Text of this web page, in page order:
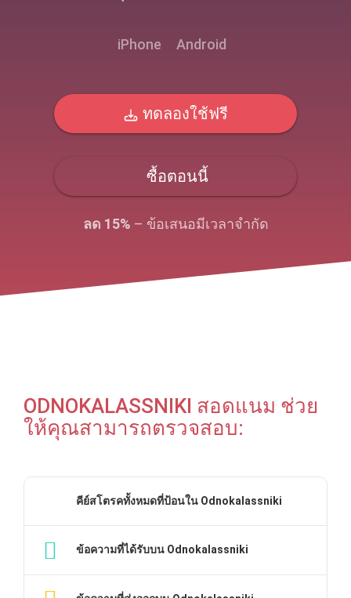
iPhone Android
ทดลองใช้ฟรี
ซื้อตอนนี้
ลด 15% – ข้อเสนอมีเวลาจํากัด
ODNOKALASSNIKI สอดแนม ช่วย
ให้คุณสามารถตรวจสอบ:
คีย์สโตรคทั้งหมดที่ป้อนใน Odnokalassniki
ข้อความที่ได้รับบน Odnokalassniki